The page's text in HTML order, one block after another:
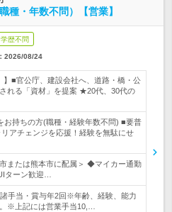
種・年数不問）【営業】
学歴不問
2026/08/24
】■官公庁、建設会社へ、道路・橋・公
れる「資材」を提案 ★20代、30代の
お持ちの方(職種・経験年数不問) ■要普
アチェンジを応援！経験を無駄にせ
または熊本市に配属＞ ◆マイカー通勤
ターン歓迎…
手当・賞与年2回※年齢、経験、能力
※上記には営業手当10,…